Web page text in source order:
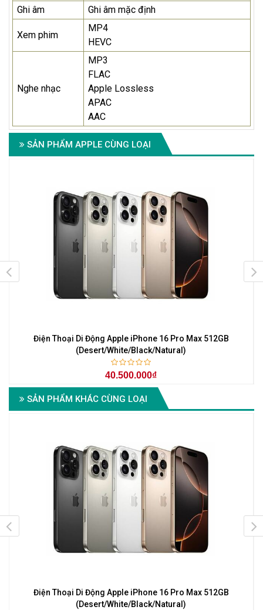
Ghi âm Ghi âm mặc định
Xem phim
MP4
HEVC
Nghe nhạc
MP3
FLAC
Apple Lossless
APAC
AAC
SẢN PHẨM APPLE CÙNG LOẠI
Điện Thoại Di Động Apple iPhone 16 Pro Max 512GB
(Desert/White/Black/Natural)
40.500.000₫
SẢN PHẨM KHÁC CÙNG LOẠI
Điện Thoại Di Động Apple iPhone 16 Pro Max 512GB
(Desert/White/Black/Natural)